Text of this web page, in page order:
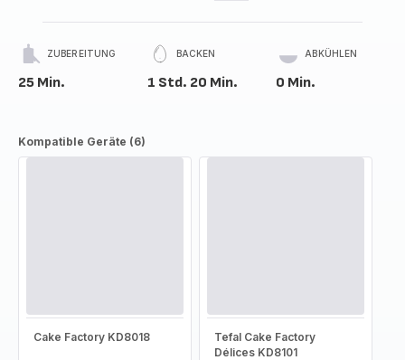
ZUBEREITUNG
25 Min.
BACKEN
1 Std. 20 Min.
ABKÜHLEN
0 Min.
Kompatible Geräte (6)
Cake Factory KD8018
Tefal Cake Factory
Délices KD8101